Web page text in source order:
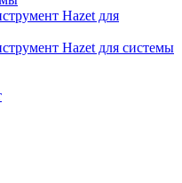
Hazet для
Hazet для системы